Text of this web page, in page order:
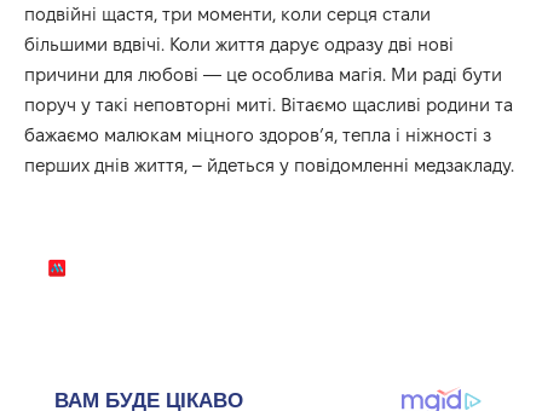
подвійні щастя, три моменти, коли серця стали
більшими вдвічі. Коли життя дарує одразу дві нові
причини для любові — це особлива магія. Ми раді бути
поруч у такі неповторні миті. Вітаємо щасливі родини та
бажаємо малюкам міцного здоров’я, тепла і ніжності з
перших днів життя, – йдеться у повідомленні медзакладу.